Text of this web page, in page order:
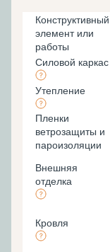
Конструктивный
элемент или
работы
Силовой каркас
Утепление
Пленки
ветрозащиты и
пароизоляции
Внешняя
отделка
Кровля